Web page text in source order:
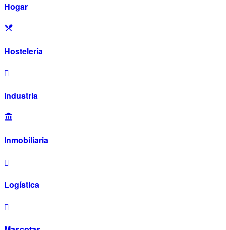
Hogar
Hostelería
Industria
Inmobiliaria
Logística